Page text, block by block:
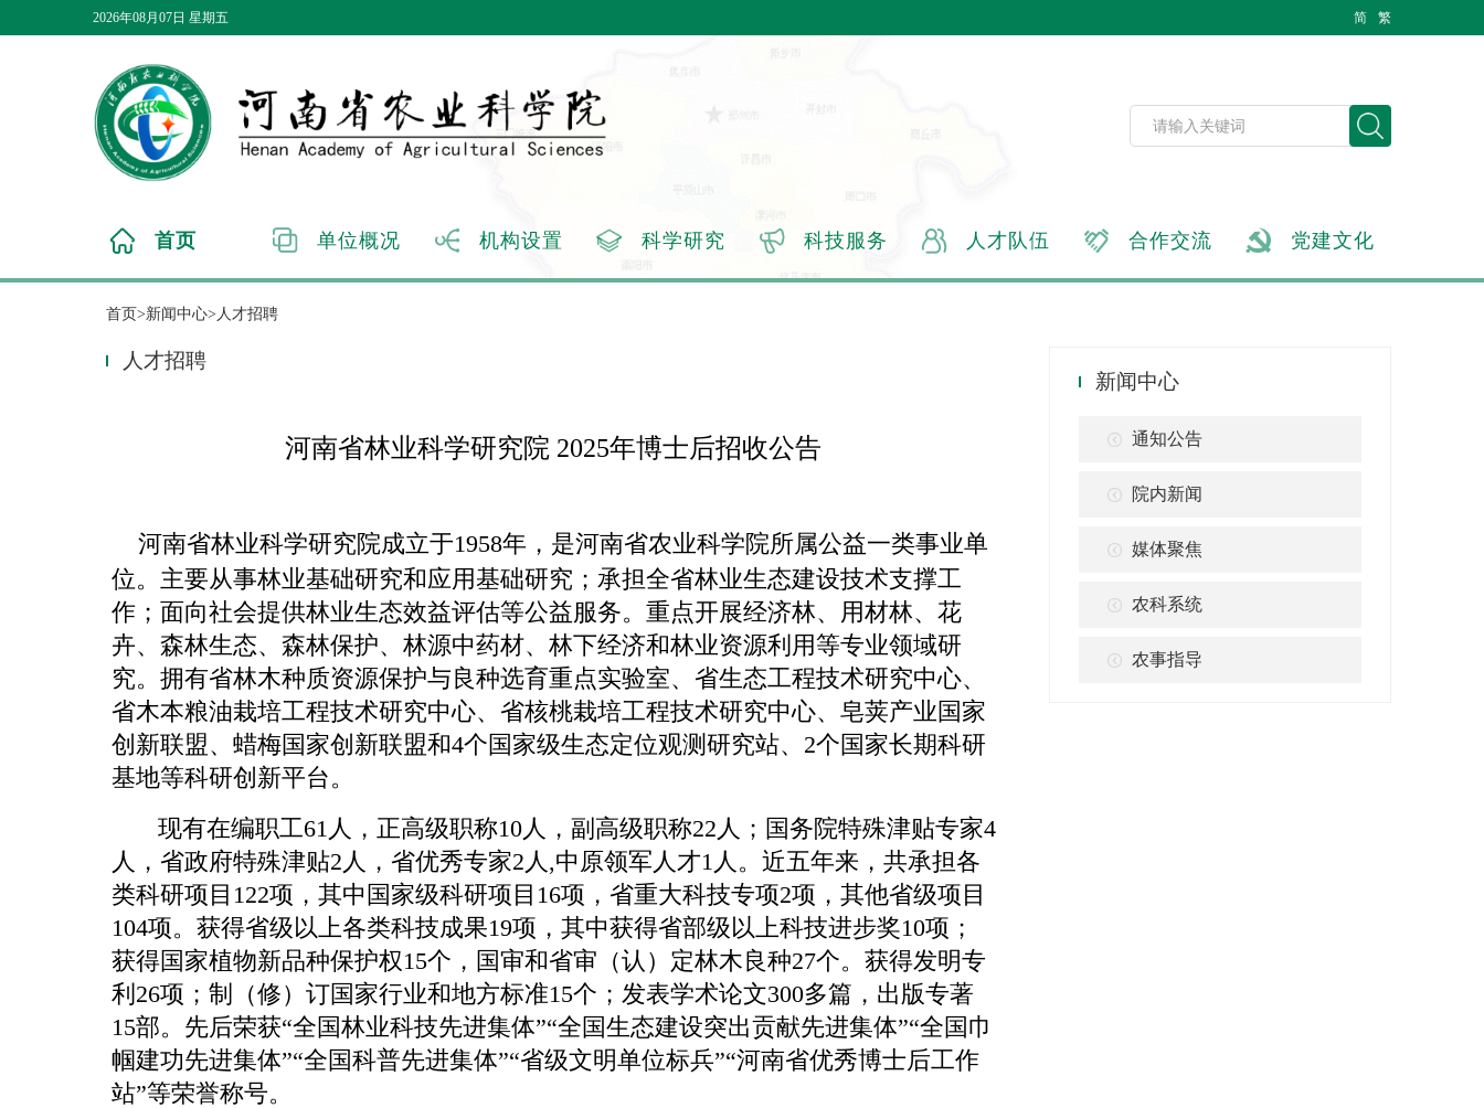
2026年08月07日 星期五 繁
简
首页 单位概况 机构设置 科学研究 科技服务 人才队伍 合作交流 党建文化
首页>新闻中心>人才招聘
人才招聘
河南省林业科学研究院 2025年博士后招收公告
河南省林业科学研究院成立于1958年，是河南省农业科学院所属公益一类事业单
位。主要从事林业基础研究和应用基础研究；承担全省林业生态建设技术支撑工
作；面向社会提供林业生态效益评估等公益服务。重点开展经济林、用材林、花
卉、森林生态、森林保护、林源中药材、林下经济和林业资源利用等专业领域研
究。拥有省林木种质资源保护与良种选育重点实验室、省生态工程技术研究中心、
省木本粮油栽培工程技术研究中心、省核桃栽培工程技术研究中心、皂荚产业国家
创新联盟、蜡梅国家创新联盟和4个国家级生态定位观测研究站、2个国家长期科研
基地等科研创新平台。
现有在编职工61人，正高级职称10人，副高级职称22人；国务院特殊津贴专家4
人，省政府特殊津贴2人，省优秀专家2人,中原领军人才1人。近五年来，共承担各
类科研项目122项，其中国家级科研项目16项，省重大科技专项2项，其他省级项目
104项。获得省级以上各类科技成果19项，其中获得省部级以上科技进步奖10项；
获得国家植物新品种保护权15个，国审和省审（认）定林木良种27个。获得发明专
利26项；制（修）订国家行业和地方标准15个；发表学术论文300多篇，出版专著
15部。先后荣获“全国林业科技先进集体”“全国生态建设突出贡献先进集体”“全国巾
帼建功先进集体”“全国科普先进集体”“省级文明单位标兵”“河南省优秀博士后工作
站”等荣誉称号。
新闻中心
通知公告
院内新闻
媒体聚焦
农科系统
农事指导